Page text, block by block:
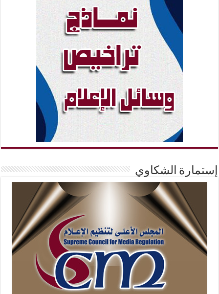
إستمارة الشكاوي